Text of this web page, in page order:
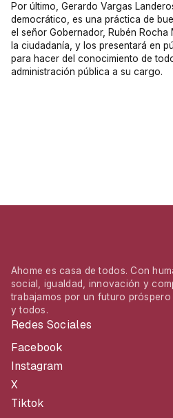
Por último, Gerardo Vargas
democrático, es una práctica de
el señor Gobernador, Rubén
la ciudadanía, y los presentará en
para hacer del conocimiento de
administración pública a su cargo.
Ahome es casa de todos. Con
social, igualdad, innovación y
trabajamos por un futuro próspero
y todos.
Redes Sociales
Facebook
Instagram
X
Tiktok